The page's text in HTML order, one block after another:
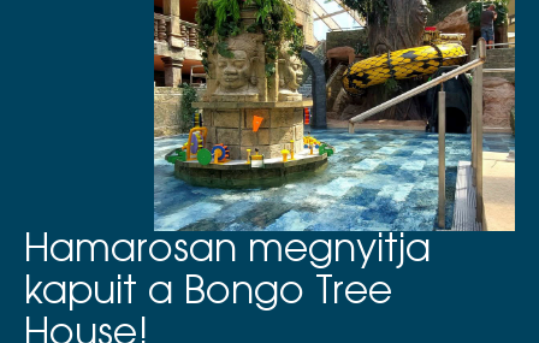
Hamarosan megnyitja
kapuit a Bongo Tree